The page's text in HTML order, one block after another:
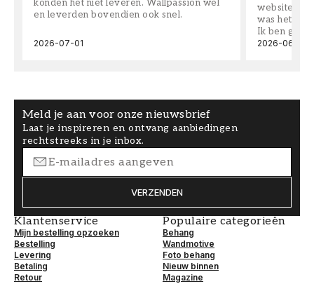
konden het niet leveren. Wallpassion wel
en leverden bovendien ook snel.
2026-07-01
website
was het
Ik ben
2026-06-08
Meld je aan voor onze nieuwsbrief
Laat je inspireren en ontvang aanbiedingen
rechtstreeks in je inbox.
VERZENDEN
Klantenservice
Mijn bestelling opzoeken
Bestelling
Levering
Betaling
Retour
Populaire categorieën
Behang
Wandmotive
Foto behang
Nieuw binnen
Magazine